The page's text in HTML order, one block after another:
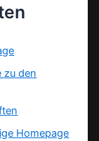
zu den
Homepage